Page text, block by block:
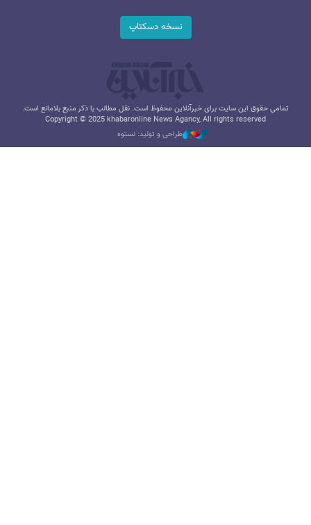
نسخه دسکتاپ
تمامی حقوق این سایت برای خبرآنلاین محفوظ است. نقل مطالب با ذکر منبع بلامانع است.
Copyright © 2025 khabaronline News Agancy, All rights reserved
طراحی و تولید: نستوه